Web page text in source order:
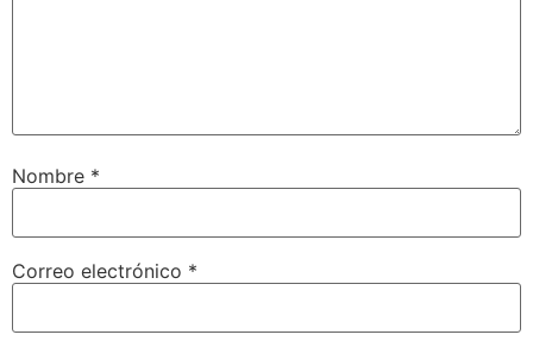
Nombre *
Correo electrónico *